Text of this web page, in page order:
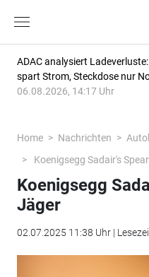
ADAC analysiert
spart Strom, Steckdose nur
06.08.2026, 14:17 Uhr
Home Nachrichten
Koenigsegg Sadair's
Koenigsegg
Jäger
02.07.2025 11:38 Uhr |